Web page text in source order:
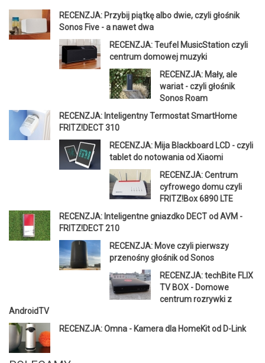
RECENZJA: Przybij piątkę albo dwie, czyli głośnik
Sonos Five - a nawet dwa
RECENZJA: Teufel MusicStation czyli
centrum domowej muzyki
RECENZJA: Mały, ale
wariat - czyli głośnik
Sonos Roam
RECENZJA: Inteligentny Termostat SmartHome
FRITZ!DECT 310
RECENZJA: Mija Blackboard LCD - czyli
tablet do notowania od Xiaomi
RECENZJA: Centrum
cyfrowego domu czyli
FRITZ!Box 6890 LTE
RECENZJA: Inteligentne gniazdko DECT od AVM -
FRITZ!DECT 210
RECENZJA: Move czyli pierwszy
przenośny głośnik od Sonos
RECENZJA: techBite FLIX
TV BOX - Domowe
centrum rozrywki z
AndroidTV
RECENZJA: Omna - Kamera dla HomeKit od D-Link